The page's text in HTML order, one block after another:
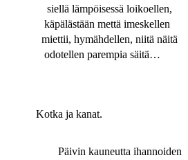
siellä lämpöisessä loikoellen,
käpälästään mettä imeskellen
miettii, hymähdellen, niitä näitä
odotellen parempia säitä…
Kotka ja kanat.
Päivin kauneutta ihannoiden